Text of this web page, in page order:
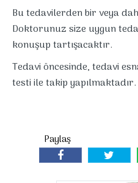
Bu tedavilerden bir veya
Doktorunuz size uygun
konuşup tartışacaktır.
Tedavi öncesinde, tedavi
testi ile takip yapılmaktadır.